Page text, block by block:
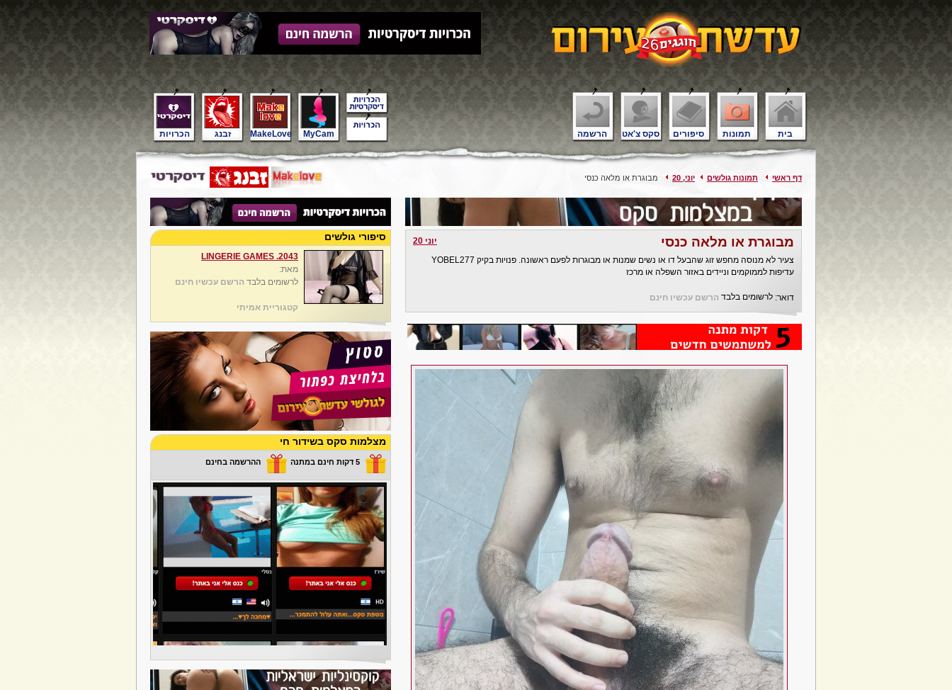
בית תמונות סיפורים סקס צ'אט הרשמה הכרויות זבנג MakeLove MyCam
דף ראשי תמונות גולשים יוני, 20 מבוגרת או מלאה כנסי
מבוגרת או מלאה כנסי
יוני 20
צעיר לא מנוסה מחפש זוג שהבעל דו או נשים שמנות או מבוגרות לפעם ראשונה. פנויות בקיק YOBEL277
עדיפות לממוקמים וניידים באזור השפלה או מרכז
דואר: לרשומים בלבד הרשם עכשיו חינם
סיפורי גולשים
2043. LINGERIE GAMES
מאת:
לרשומים בלבד הרשם עכשיו חינם
קטגוריית אמיתי
מצלמות סקס בשידור חי
5 דקות חינם במתנה ההרשמה בחינם